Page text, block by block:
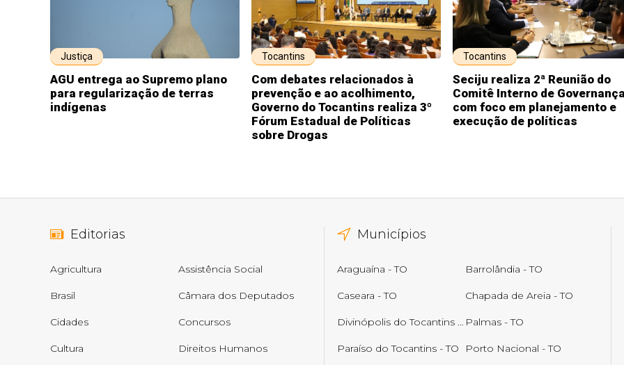
Justiça
AGU entrega ao Supremo plano
para regularização de terras
indígenas
Tocantins
Com debates relacionados à
prevenção e ao acolhimento,
Governo do Tocantins realiza 3º
Fórum Estadual de Políticas
sobre Drogas
Tocantins
Seciju realiza 2ª Reunião do
Comitê Interno de
com foco em planejamento e
execução de políticas
Editorias
Agricultura Assistência Social
Brasil Câmara dos Deputados
Cidades Concursos
Cultura Direitos Humanos
Municípios
Araguaína - TO Barrolândia - TO
Caseara - TO Chapada de Areia - TO
Divinópolis do Tocantins - TO Palmas - TO
Paraíso do Tocantins - TO Porto Nacional - TO